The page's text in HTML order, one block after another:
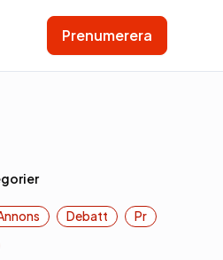
Prenumerera
Debatt
Pr